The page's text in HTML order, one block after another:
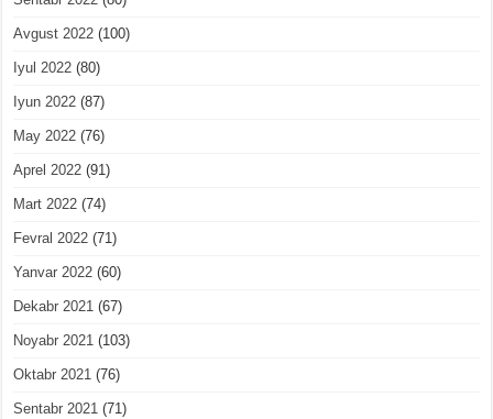
Avgust 2022 (100)
Iyul 2022 (80)
Iyun 2022 (87)
May 2022 (76)
Aprel 2022 (91)
Mart 2022 (74)
Fevral 2022 (71)
Yanvar 2022 (60)
Dekabr 2021 (67)
Noyabr 2021 (103)
Oktabr 2021 (76)
Sentabr 2021 (71)